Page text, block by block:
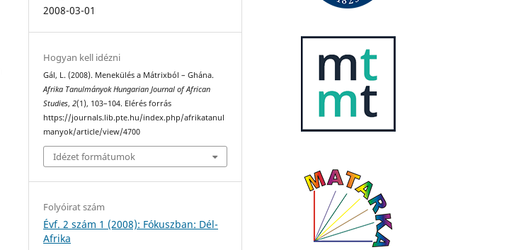
2008-03-01
Hogyan kell idézni
Gál, L. (2008). Menekülés a Mátrixból – Ghána.
Afrika Tanulmányok Hungarian Journal of African
Studies,2(1), 103–104. Elérés forrás
https://journals.lib.pte.hu/index.php/afrikatanul
manyok/article/view/4700
Idézet formátumok
Folyóirat szám
Évf. 2 szám 1 (2008): Fókuszban: Dél-
Afrika